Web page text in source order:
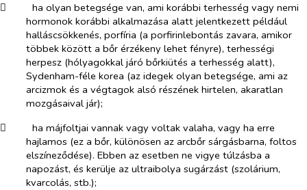
​
ha olyan betegsége van, ami korábbi terhesség vagy nemi
hormonok korábbi alkalmazása alatt jelentkezett például
halláscsökkenés, porfíria (a porfirinlebontás zavara, amikor
többek között a bőr érzékeny lehet fényre), terhességi
herpesz (hólyagokkal járó bőrkiütés a terhesség alatt),
Sydenham-féle korea (az idegek olyan betegsége, ami az
arcizmok és a végtagok alsó részének hirtelen, akaratlan
mozgásaival jár);
​
ha májfoltjai vannak vagy voltak valaha, vagy ha erre
hajlamos (ez a bőr, különösen az arcbőr sárgásbarna, foltos
elszíneződése). Ebben az esetben ne vigye túlzásba a
napozást, és kerülje az ultraibolya sugárzást (szolárium,
kvarcolás, stb.);